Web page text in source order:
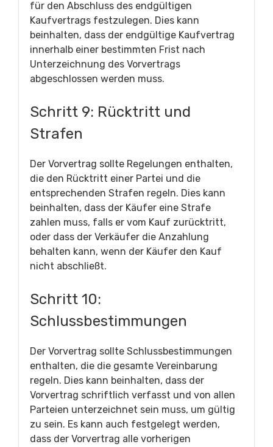
für den Abschluss des endgültigen
Kaufvertrags festzulegen. Dies kann
beinhalten, dass der endgültige Kaufvertrag
innerhalb einer bestimmten Frist nach
Unterzeichnung des Vorvertrags
abgeschlossen werden muss.
Schritt 9: Rücktritt und
Strafen
Der Vorvertrag sollte Regelungen enthalten,
die den Rücktritt einer Partei und die
entsprechenden Strafen regeln. Dies kann
beinhalten, dass der Käufer eine Strafe
zahlen muss, falls er vom Kauf zurücktritt,
oder dass der Verkäufer die Anzahlung
behalten kann, wenn der Käufer den Kauf
nicht abschließt.
Schritt 10:
Schlussbestimmungen
Der Vorvertrag sollte Schlussbestimmungen
enthalten, die die gesamte Vereinbarung
regeln. Dies kann beinhalten, dass der
Vorvertrag schriftlich verfasst und von allen
Parteien unterzeichnet sein muss, um gültig
zu sein. Es kann auch festgelegt werden,
dass der Vorvertrag alle vorherigen